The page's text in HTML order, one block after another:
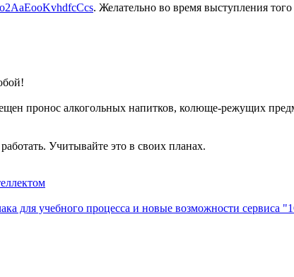
. Желательно во время выступления
пронос алкогольных напитков, колюще-режущих
Учитывайте это в своих планах.
для учебного процесса и новые возможности сервиса